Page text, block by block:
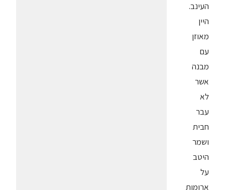
העינב.
היין
מאוזן
עם
מבנה
אשר
לא
עבר
חבית
ושמר
היטב
על
ארומות